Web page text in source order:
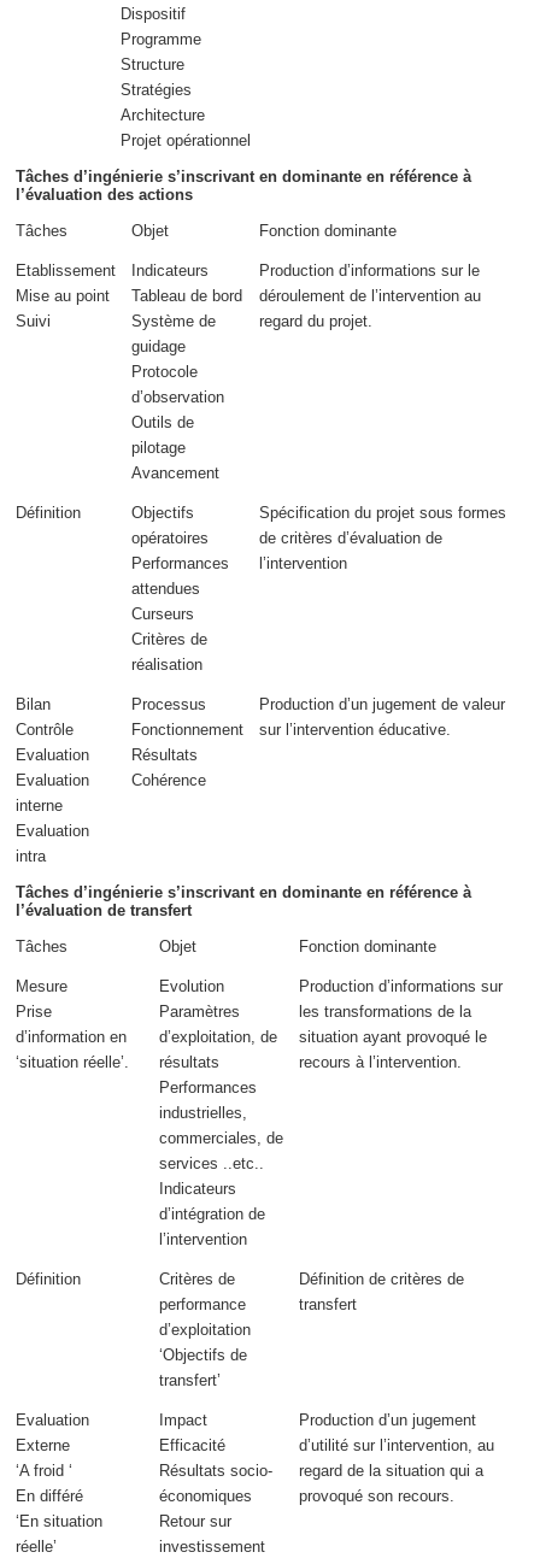
Dispositif
Programme
Structure
Stratégies
Architecture
Projet opérationnel
Tâches d’ingénierie s’inscrivant en dominante en référence à
l’évaluation des actions
Tâches
Objet Fonction dominante
Etablissement
Mise au point
Suivi
Indicateurs
Tableau de bord
Système de
guidage
Protocole
d’observation
Outils de
pilotage
Avancement
Production d’informations sur le
déroulement de l’intervention au
regard du projet.
Définition
Objectifs
opératoires
Performances
attendues
Curseurs
Critères de
réalisation
Spécification du projet sous formes
de critères d’évaluation de
l’intervention
Bilan
Contrôle
Evaluation
Evaluation
interne
Evaluation
intra
Processus
Fonctionnement
Résultats
Cohérence
Production d’un jugement de valeur
sur l’intervention éducative.
Tâches d’ingénierie s’inscrivant en dominante en référence à
l’évaluation de transfert
Tâches
Objet Fonction dominante
Mesure
Prise
d’information en
‘situation réelle’.
Evolution
Paramètres
d’exploitation, de
résultats
Performances
industrielles,
commerciales, de
services ..etc..
Indicateurs
d’intégration de
l’intervention
Production d’informations sur
les transformations de la
situation ayant provoqué le
recours à l’intervention.
Définition
Critères de
performance
d’exploitation
‘Objectifs de
transfert’
Définition de critères de
transfert
Evaluation
Externe
‘A froid ‘
En différé
‘En situation
réelle’
Impact
Efficacité
Résultats socio-
économiques
Retour sur
investissement
Production d’un jugement
d’utilité sur l’intervention, au
regard de la situation qui a
provoqué son recours.